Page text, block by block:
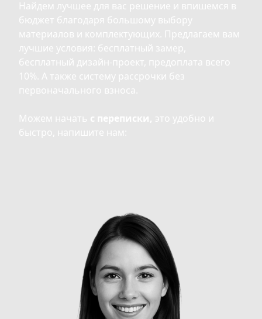
Найдем лучшее для вас решение и впишемся в
бюджет благодаря большому выбору
материалов и комплектующих. Предлагаем вам
лучшие условия: бесплатный замер,
бесплатный дизайн-проект, предоплата всего
10%. А также систему рассрочки без
первоначального взноса.
Можем начать с переписки, это удобно и
быстро, напишите нам: